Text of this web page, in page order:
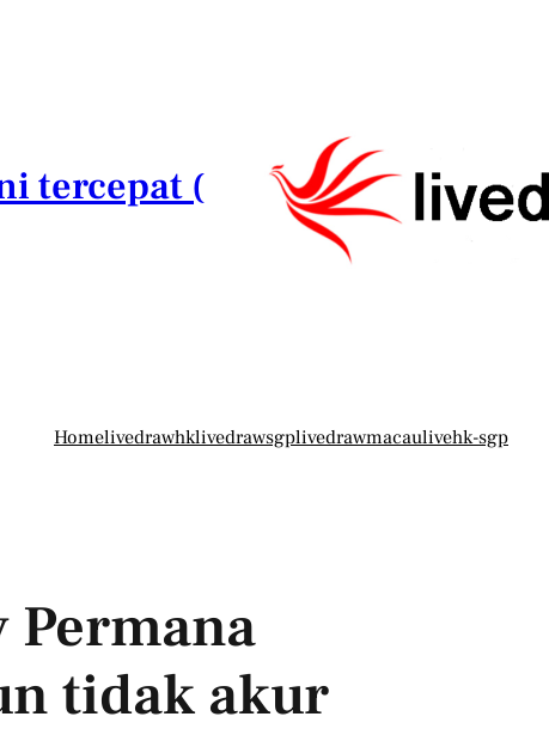
tercepat (
Homelivedrawhklivedrawsgplivedrawmacaulivehk-sgp
Permana
tidak akur